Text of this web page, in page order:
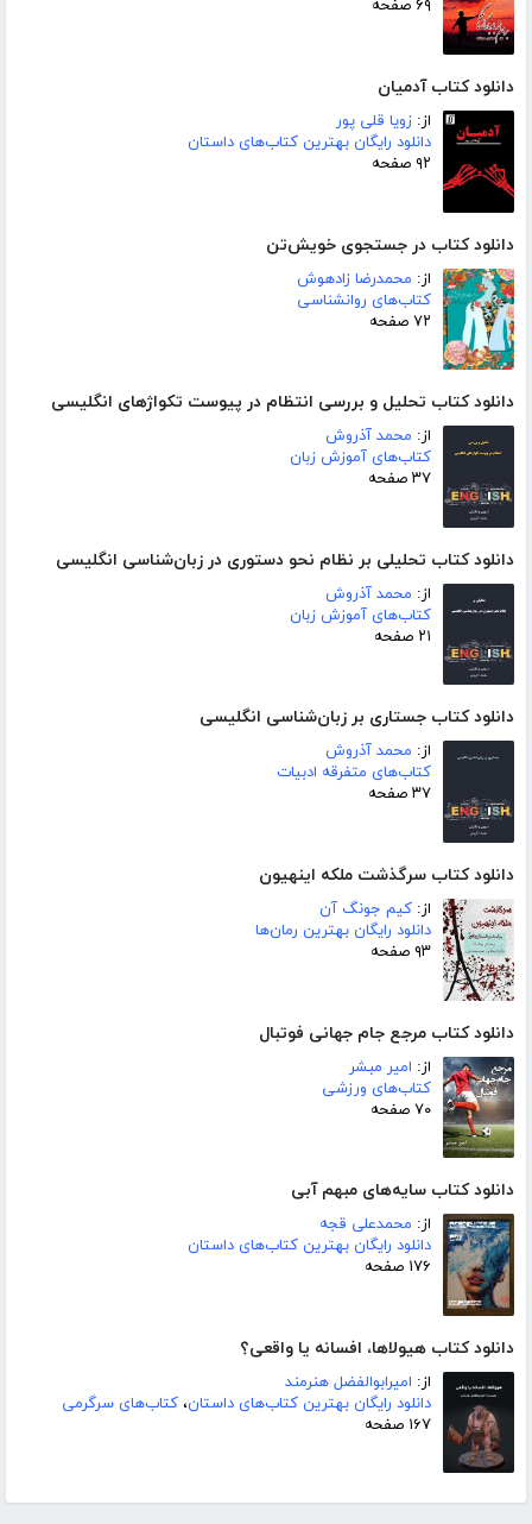
۶۹ صفحه
دانلود کتاب آدمیان
از: زویا قلی پور
دانلود رایگان بهترین کتاب‌های داستان
۹۲ صفحه
دانلود کتاب در جستجوی خویش‌تن
از: محمدرضا زادهوش
کتاب‌های روانشناسی
۷۲ صفحه
دانلود کتاب تحلیل و بررسی انتظام در پیوست تکواژهای انگلیسی
از: محمد آذروش
کتاب‌های آموزش زبان
۳۷ صفحه
دانلود کتاب تحلیلی بر نظام نحو دستوری در زبان‌شناسی انگلیسی
از: محمد آذروش
کتاب‌های آموزش زبان
۲۱ صفحه
دانلود کتاب جستاری بر زبان‌شناسی انگلیسی
از: محمد آذروش
کتاب‌های متفرقه ادبیات
۳۷ صفحه
دانلود کتاب سرگذشت ملکه اینهیون
از: کیم جونگ آن
دانلود رایگان بهترین رمان‌ها
۹۳ صفحه
دانلود کتاب مرجع جام جهانی فوتبال
از: امیر مبشر
کتاب‌های ورزشی
۷۰ صفحه
دانلود کتاب سایه‌های مبهم آبی
از: محمدعلی قجه
دانلود رایگان بهترین کتاب‌های داستان
۱۷۶ صفحه
دانلود کتاب هیولاها، افسانه یا واقعی؟
از: امیرابوالفضل هنرمند
دانلود رایگان بهترین کتاب‌های داستان، کتاب‌های سرگرمی
۱۶۷ صفحه